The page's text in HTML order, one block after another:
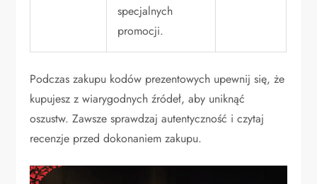
specjalnych
promocji.
Podczas zakupu kodów prezentowych upewnij się, że
kupujesz z wiarygodnych źródeł, aby uniknąć
oszustw. Zawsze sprawdzaj autentyczność i czytaj
recenzje przed dokonaniem zakupu.